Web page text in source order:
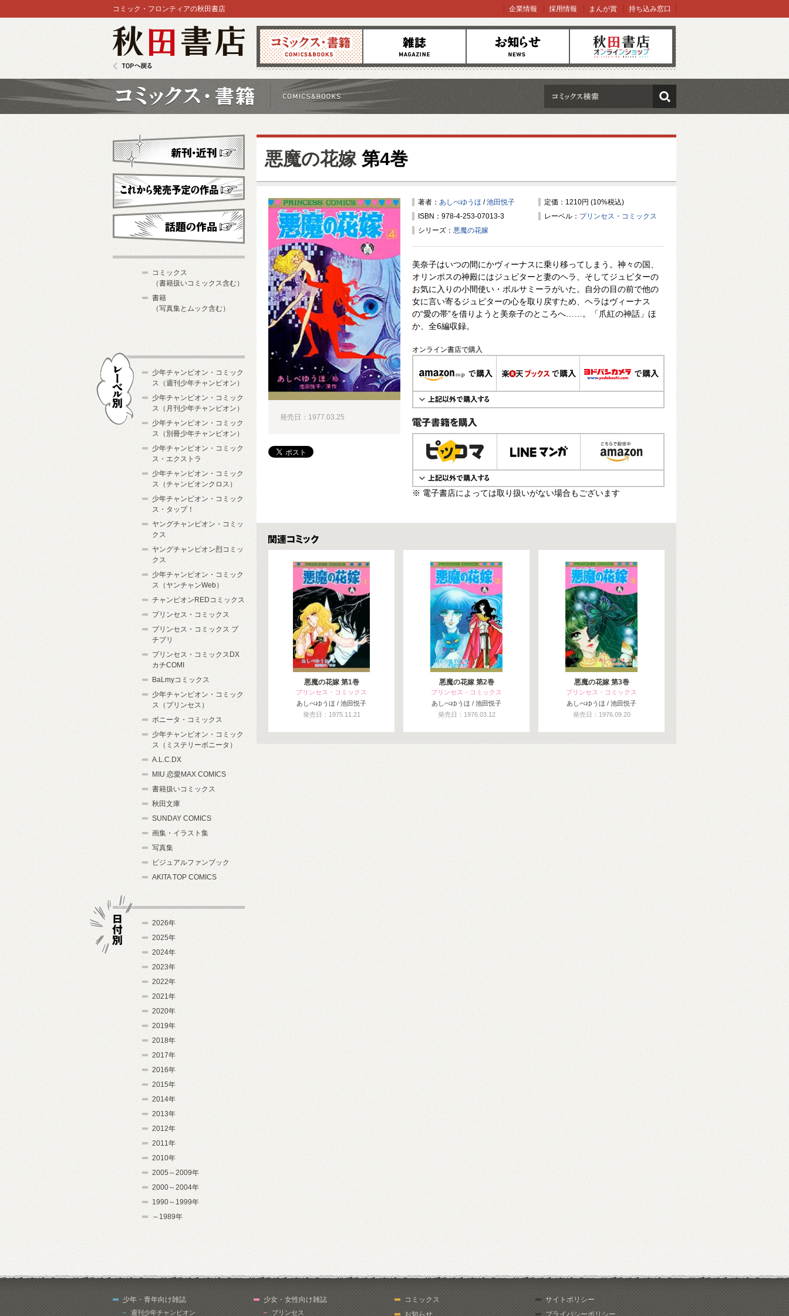
コミックス 雑誌 お知らせ オンラインショップ
コミック・フロンティアの秋田書店 企業情報 採用情報 まんが賞 持ち込み窓口
検索
悪魔の花嫁第4巻
著者： あしべゆうほ /池田悦子
定価：1210円 (10%税込)
ISBN：978-4-253-07013-3
レーベル： プリンセス・コミックス
シリーズ： 悪魔の花嫁
美奈子はいつの間にかヴィーナスに乗り移ってしまう。神々の国、
オリンポスの神殿にはジュピターと妻のヘラ、そしてジュピターの
お気に入りの小間使い・ボルサミーラがいた。自分の目の前で他の
女に言い寄るジュピターの心を取り戻すため、ヘラはヴィーナス
の“愛の帯”を借りようと美奈子のところへ……。「爪紅の神話」ほ
か、全6編収録。
オンライン書店で購入
電子書籍で購入
※ 電子書店によっては取り扱いがない場合もございます
発売日：1977.03.25
関連コミックス
悪魔の花嫁 第1巻
プリンセス・コミックス
あしべゆうほ / 池田悦子
発売日：1975.11.21
悪魔の花嫁 第2巻
プリンセス・コミックス
あしべゆうほ / 池田悦子
発売日：1976.03.12
悪魔の花嫁 第3巻
プリンセス・コミックス
あしべゆうほ / 池田悦子
発売日：1976.09.20
新刊・近刊
これから発売予定
コミックス
（書籍扱いコミックス含む）
書籍
（写真集とムック含む）
少年チャンピオン・コミック
ス（週刊少年チャンピオン）
少年チャンピオン・コミック
ス（月刊少年チャンピオン）
少年チャンピオン・コミック
ス（別冊少年チャンピオン）
少年チャンピオン・コミック
ス・エクストラ
少年チャンピオン・コミック
ス（チャンピオンクロス）
少年チャンピオン・コミック
ス・タップ！
ヤングチャンピオン・コミッ
クス
ヤングチャンピオン烈コミッ
クス
少年チャンピオン・コミック
ス（ヤンチャンWeb）
チャンピオンREDコミックス
プリンセス・コミックス
プリンセス・コミックス プ
チプリ
プリンセス・コミックスDX
カチCOMI
BaLmyコミックス
少年チャンピオン・コミック
ス（プリンセス）
ボニータ・コミックス
少年チャンピオン・コミック
ス（ミステリーボニータ）
A.L.C.DX
MIU 恋愛MAX COMICS
書籍扱いコミックス
秋田文庫
SUNDAY COMICS
画集・イラスト集
写真集
ビジュアルファンブック
AKITA TOP COMICS
2026年
2025年
2024年
2023年
2022年
2021年
2020年
2019年
2018年
2017年
2016年
2015年
2014年
2013年
2012年
2011年
2010年
2005～2009年
2000～2004年
1990～1999年
～1989年
少年・青年向け雑誌
週刊少年チャンピオン
少女・女性向け雑誌
プリンセス
コミックス
お知らせ
サイトポリシー
プライバシーポリシー